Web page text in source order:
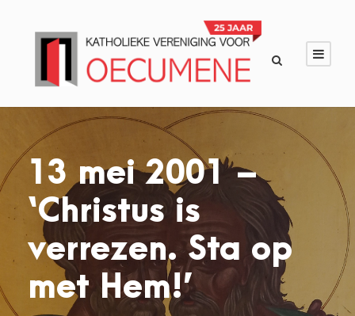
13 mei 2001 –
‘Christus is
verrezen. Sta op
met Hem!’